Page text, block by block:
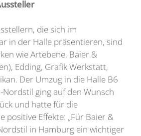
die sich im
in der Halle präsentieren, sind
wie Artebene, Baier &
Edding, Grafik Werkstatt,
Der Umzug in die Halle B6
ging auf den Wunsch
und hatte für die
positive Effekte: „Für Baier &
in Hamburg ein wichtiger